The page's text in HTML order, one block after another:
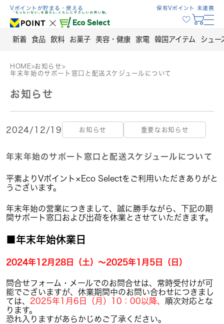
Skip
content
Vポイントが貯まる・使える 保有Vポイント 未連携
新着 食品 飲料 お菓子 美容・健康 家電 韓国アイテム シュー
HOME>お知らせ>
年末年始のサポート窓口と配送スケジュールについて
お知らせ
2024/12/19 お知らせ 重要なお知らせ
年末年始のサポート窓口と配送スケジュールについて
平素よりVポイント×Eco Selectをご利用いただきありがと
うございます。
年末年始の営業につきまして、誠に勝手ながら、下記の期
間サポート窓口および出荷を休業とさせていただきます。
■年末年始休業日
2024年12月28日（土）〜2025年1月5日（日）
問合せフォーム・メールでのお問合せは、常時受付けが可
能でございますが、休業期間中のお問い合わせにつきまし
ては、 2025年1月6日（月）10：00以降、 順次対応とな
ります。
恐れ入りますがあらかじめご了承ください。